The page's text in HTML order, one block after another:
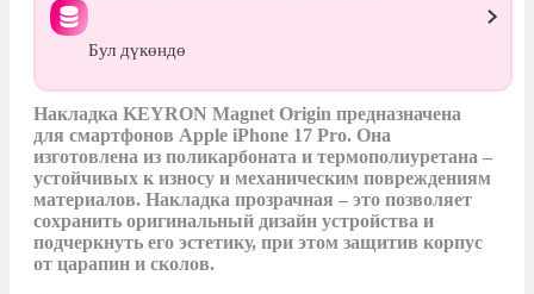
Бул дүкөндө
Накладка KEYRON Magnet Origin предназначена
для смартфонов Apple iPhone 17 Pro. Она
изготовлена из поликарбоната и термополиуретана –
устойчивых к износу и механическим повреждениям
материалов. Накладка прозрачная – это позволяет
сохранить оригинальный дизайн устройства и
подчеркнуть его эстетику, при этом защитив корпус
от царапин и сколов.